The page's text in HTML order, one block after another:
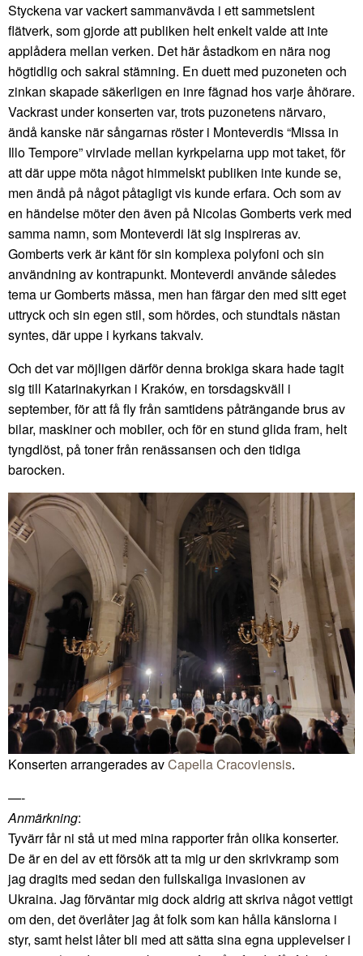
Styckena var vackert sammanvävda i ett sammetslent
flätverk, som gjorde att publiken helt enkelt valde att inte
applådera mellan verken. Det här åstadkom en nära nog
högtidlig och sakral stämning. En duett med puzoneten och
zinkan skapade säkerligen en inre fägnad hos varje åhörare.
Vackrast under konserten var, trots puzonetens närvaro,
ändå kanske när sångarnas röster i Monteverdis “Missa in
Illo Tempore” virvlade mellan kyrkpelarna upp mot taket, för
att där uppe möta något himmelskt publiken inte kunde se,
men ändå på något påtagligt vis kunde erfara. Och som av
en händelse möter den även på Nicolas Gomberts verk med
samma namn, som Monteverdi lät sig inspireras av.
Gomberts verk är känt för sin komplexa polyfoni och sin
användning av kontrapunkt. Monteverdi använde således
tema ur Gomberts mässa, men han färgar den med sitt eget
uttryck och sin egen stil, som hördes, och stundtals nästan
syntes, där uppe i kyrkans takvalv.
Och det var möjligen därför denna brokiga skara hade tagit
sig till Katarinakyrkan i Kraków, en torsdagskväll i
september, för att få fly från samtidens påträngande brus av
bilar, maskiner och mobiler, och för en stund glida fram, helt
tyngdlöst, på toner från renässansen och den tidiga
barocken.
Konserten arrangerades avCapella Cracoviensis.
—-
Anmärkning:
Tyvärr får ni stå ut med mina rapporter från olika konserter.
De är en del av ett försök att ta mig ur den skrivkramp som
jag dragits med sedan den fullskaliga invasionen av
Ukraina. Jag förväntar mig dock aldrig att skriva något vettigt
om den, det överlåter jag åt folk som kan hålla känslorna i
styr, samt helst låter bli med att sätta sina egna upplevelser i